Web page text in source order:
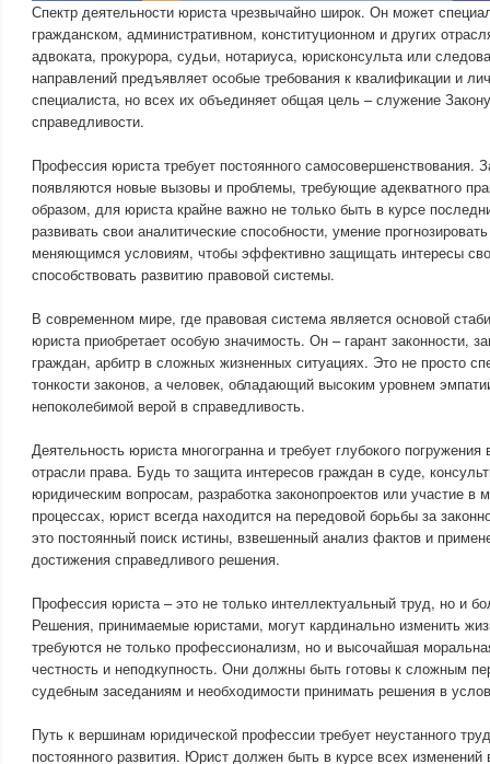
Спектр деятельности юриста чрезвычайно широк. Он может
гражданском, административном, конституционном и других
адвоката, прокурора, судьи, нотариуса, юрисконсульта или
направлений предъявляет особые требования к квалификации и
специалиста, но всех их объединяет общая цель – служение
справедливости.
Профессия юриста требует постоянного самосовершенствования.
появляются новые вызовы и проблемы, требующие адекватного
образом, для юриста крайне важно не только быть в курсе
развивать свои аналитические способности, умение
меняющимся условиям, чтобы эффективно защищать интересы
способствовать развитию правовой системы.
В современном мире, где правовая система является основой
юриста приобретает особую значимость. Он – гарант законности,
граждан, арбитр в сложных жизненных ситуациях. Это не просто
тонкости законов, а человек, обладающий высоким уровнем
непоколебимой верой в справедливость.
Деятельность юриста многогранна и требует глубокого
отрасли права. Будь то защита интересов граждан в суде,
юридическим вопросам, разработка законопроектов или участие
процессах, юрист всегда находится на передовой борьбы за
это постоянный поиск истины, взвешенный анализ фактов и
достижения справедливого решения.
Профессия юриста – это не только интеллектуальный труд, но и
Решения, принимаемые юристами, могут кардинально изменить
требуются не только профессионализм, но и высочайшая
честность и неподкупность. Они должны быть готовы к сложным
судебным заседаниям и необходимости принимать решения в
Путь к вершинам юридической профессии требует неустанного
постоянного развития. Юрист должен быть в курсе всех изменений